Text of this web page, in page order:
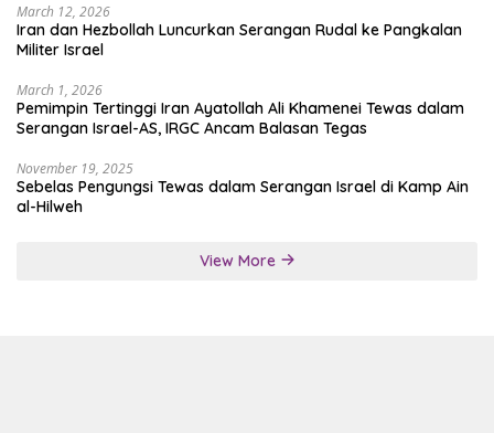
March 12, 2026
Iran dan Hezbollah Luncurkan Serangan Rudal ke Pangkalan
Militer Israel
March 1, 2026
Pemimpin Tertinggi Iran Ayatollah Ali Khamenei Tewas dalam
Serangan Israel-AS, IRGC Ancam Balasan Tegas
November 19, 2025
Sebelas Pengungsi Tewas dalam Serangan Israel di Kamp Ain
al-Hilweh
View More